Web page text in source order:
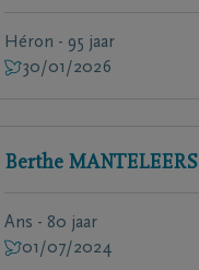
Héron - 95 jaar
30/01/2026
Berthe MANTELEERS
Ans - 80 jaar
01/07/2024